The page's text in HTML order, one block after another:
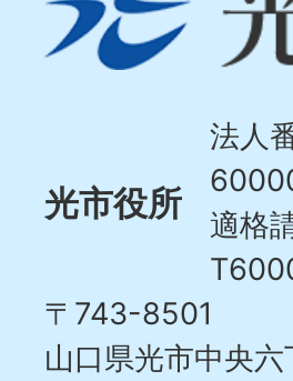
市
Hikari
光市役所
法人
適格
〒743-8501
山口県光市中央六